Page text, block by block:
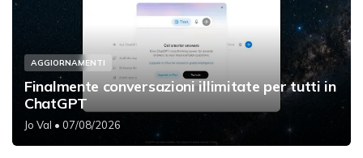
AGGIORNAMENTI
Finalmente conversazioni illimitate per tutti in
ChatGPT
Jo Val • 07/08/2026